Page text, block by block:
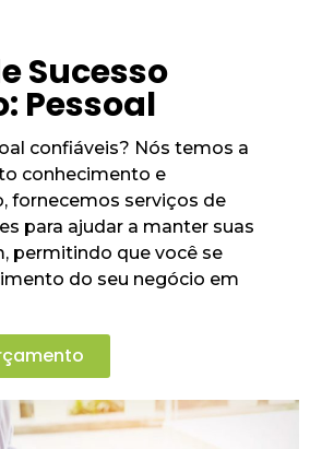
Sucesso
Pessoal
confiáveis? Nós temos a
conhecimento e
fornecemos serviços de
para ajudar a manter suas
permitindo que você se
do seu negócio em